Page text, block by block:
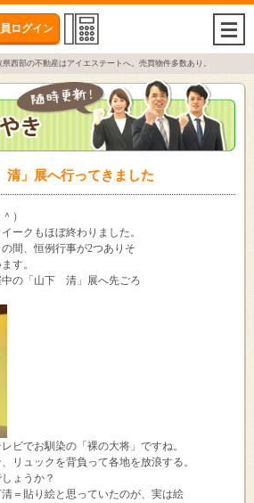
ログイン
西部の不動産はアイエステートへ。売買物件多数あり。
」展へ行ってきました
）
ークもほぼ終わりました。
間、恒例行事が2つありそ
す。
中の「山下 清」展へ先ごろ
ビでお馴染の「裸の大将」ですね。
リュックを背負って各地を放浪する。
ょうか？
＝貼り絵と思っていたのが、実は絵